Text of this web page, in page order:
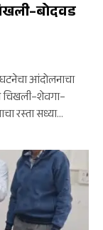
आंदोलनाचा
चिखली–शेवगा–
रस्ता सध्या…